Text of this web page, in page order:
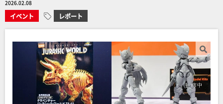
2026.02.08
イベント レポート